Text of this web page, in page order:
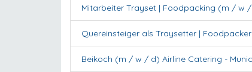
Mitarbeiter Trayset | Foodpacking (m / w
Quereinsteiger als Traysetter |
Beikoch (m / w / d) Airline Catering -